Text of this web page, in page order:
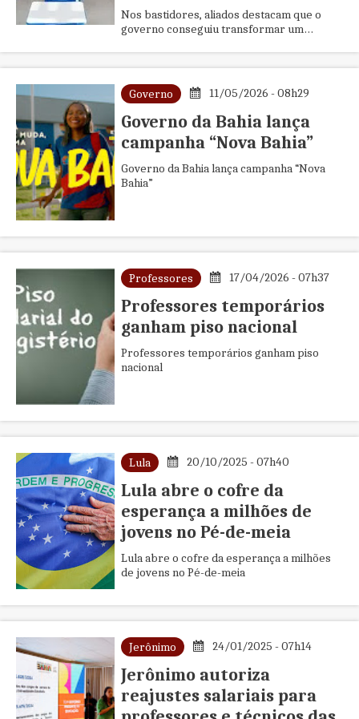
Nos bastidores, aliados destacam que o
governo conseguiu transformar um
Governo 11/05/2026 - 08h29
Governo da Bahia lança
campanha “Nova Bahia”
Governo da Bahia lança campanha “Nova
Bahia”
Professores 17/04/2026 - 07h37
Professores temporários
ganham piso nacional
Professores temporários ganham piso
nacional
Lula 20/10/2025 - 07h40
Lula abre o cofre da
esperança a milhões de
jovens no Pé-de-meia
Lula abre o cofre da esperança a milhões
de jovens no Pé-de-meia
Jerônimo 24/01/2025 - 07h14
Jerônimo autoriza
reajustes salariais para